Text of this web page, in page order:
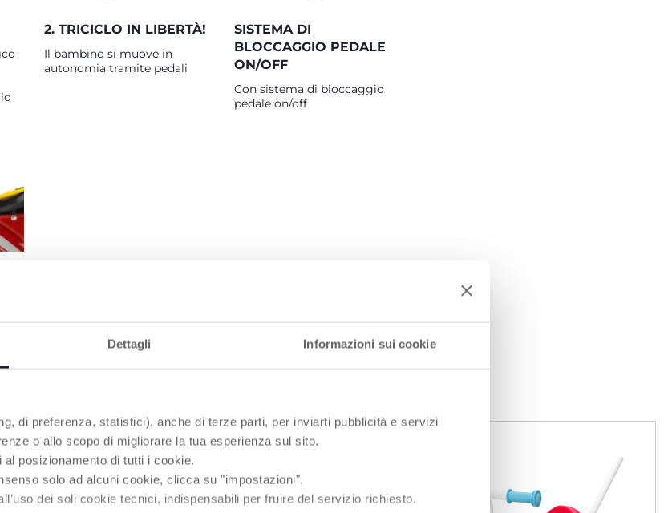
Dettagli Informazioni sui cookie
di preferenza, statistici), anche di terze parti, per inviarti pubblicità e servizi
o allo scopo di migliorare la tua esperienza sul sito.
posizionamento di tutti i cookie.
solo ad alcuni cookie, clicca su "impostazioni".
dei soli cookie tecnici, indispensabili per fruire del servizio richiesto.
2. TRICICLO IN LIBERTÀ!
Il bambino si muove in
autonomia tramite pedali
SISTEMA DI
BLOCCAGGIO PEDALE
ON/OFF
Con sistema di bloccaggio
pedale on/off